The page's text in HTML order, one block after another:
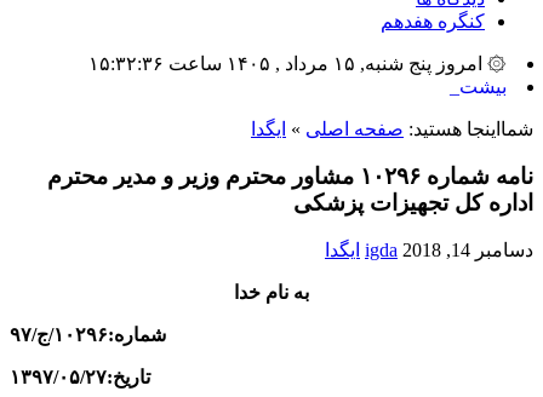
کنگره هفدهم
۞ امروز پنج شنبه, ۱۵ مرداد , ۱۴۰۵ ساعت ۱۵:۳۲:۳۶
بیشترین تعداد_
شمااینجا هستید: صفحه اصلی » ایگدا
نامه شماره ۱۰۲۹۶ مشاور محترم وزیر و مدیر محترم
اداره کل تجهیزات پزشکی
دسامبر 14, 2018 igda ایگدا
به نام خدا
شماره:۱۰۲۹۶/ج/۹۷
تاریخ:۱۳۹۷/۰۵/۲۷